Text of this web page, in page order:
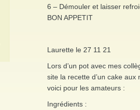
6 – Démouler et laisser
BON APPETIT
Laurette le 27 11 21
Lors d’un pot avec mes
site la recette d’un cake
voici pour les amateurs :
Ingrédients :